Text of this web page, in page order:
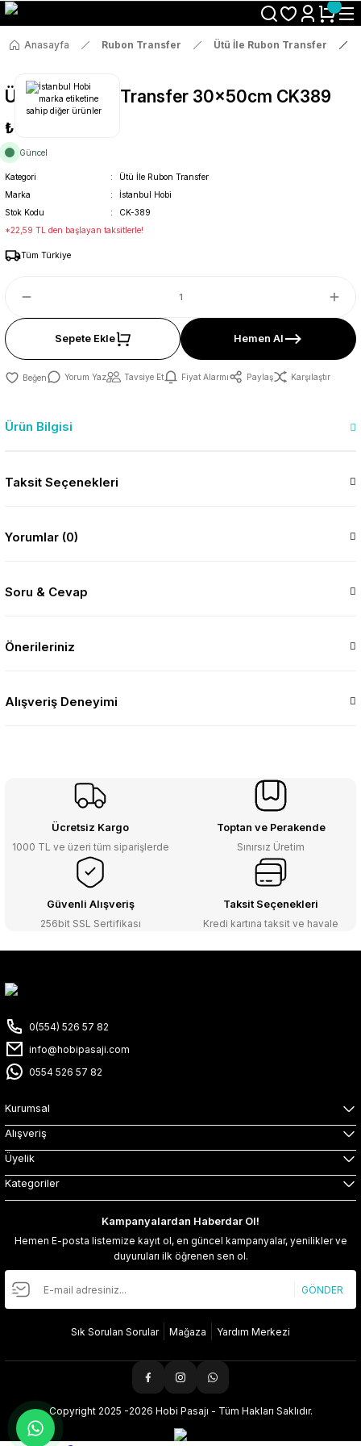
Size Özel "HG10" Koduyla Sepette Hemen %10 İndirimi Kaçırma
Anasayfa Rubon Transfer Ütü İle Rubon Transfer
Ütü İle Rub On Transfer 30x50cm CK389
₺119
Güncel
Kategori
Ütü İle Rubon Transfer
Marka
İstanbul Hobi
Stok Kodu
CK-389
*22,59 TL den başlayan taksitlerle!
Tüm Türkiye
Sepete Ekle Hemen Al
Yorum Yaz Tavsiye Et Fiyat Alarmı Paylaş Karşılaştır
Ürün Bilgisi
Taksit Seçenekleri
Yorumlar (0)
Soru & Cevap
Önerileriniz
Alışveriş Deneyimi
Ücretsiz Kargo
1000 TL ve üzeri tüm siparişlerde
Toptan ve Perakende
Sınırsız Üretim
Güvenli Alışveriş
256bit SSL Sertifikası
Taksit Seçenekleri
Kredi kartına taksit ve havale
0(554) 526 57 82
info@hobipasaji.com
0554 526 57 82
Kurumsal
Alışveriş
Üyelik
Kategoriler
Kampanyalardan Haberdar Ol!
Hemen E-posta listemize kayıt ol, en güncel kampanyalar, yenilikler ve
duyuruları ilk öğrenen sen ol.
GÖNDER
Sık Sorulan Sorular Mağaza Yardım Merkezi
Copyright 2025 -2026 Hobi Pasajı - Tüm Hakları Saklıdır.